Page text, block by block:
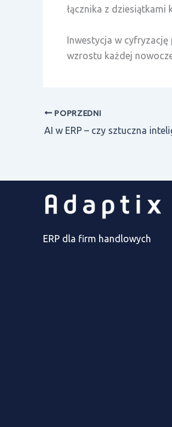
łącznika z dziesiątkami
Inwestycja w
wzrostu każdej
POPRZEDNI
ERP dla firm handlowych